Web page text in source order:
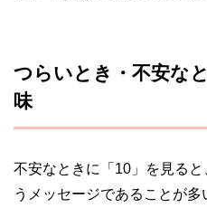
つらいとき・不安な
味
不安なときに「10」を見る
うメッセージであることが多